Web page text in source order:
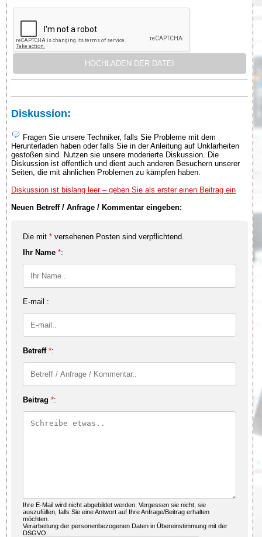
Diskussion:
Fragen Sie unsere Techniker, falls Sie Probleme mit dem
Herunterladen haben oder falls Sie in der Anleitung auf Unklarheiten
gestoßen sind. Nutzen sie unsere moderierte Diskussion. Die
Diskussion ist öffentlich und dient auch anderen Besuchern unserer
Seiten, die mit ähnlichen Problemen zu kämpfen haben.
Diskussion ist bislang leer – geben Sie als erster einen Beitrag ein
Neuen Betreff / Anfrage / Kommentar eingeben:
Die mit * versehenen Posten sind verpflichtend.
Ihr Name *:
E-mail :
Betreff *:
Beitrag *:
Ihre E-Mail wird nicht abgebildet werden. Vergessen sie nicht, sie
auszufüllen, falls Sie eine Antwort auf Ihre Anfrage/Beitrag erhalten
möchten.
Verarbeitung der personenbezogenen Daten in Übereinstimmung mit der
DSGVO.